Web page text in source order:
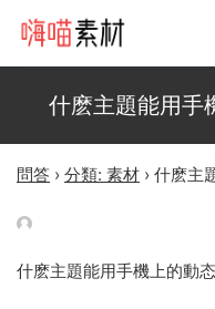
什麽主題能用手
問答 › 分類: 素材 › 什麽主
什麽主題能用手機上的動